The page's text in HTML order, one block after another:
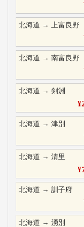
北海道 → 上富良野
北海道 → 南富良野
北海道 → 剣淵
¥
北海道 → 津別
北海道 → 清里
¥
北海道 → 訓子府
北海道 → 湧別